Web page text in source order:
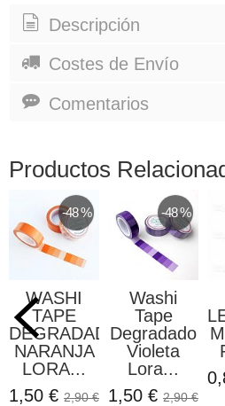
Descripción
Costes de Envío
Comentarios
Productos
-48 %
WASHI
TAPE
DEGRADADO
NARANJA
LORA...
1,50 € 2,90 €
-48 %
Washi
Tape
Degradado
Violeta
Lora...
1,50 € 2,90 €